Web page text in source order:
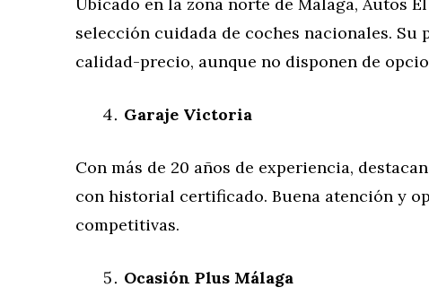
selección cuidada de coches nacionales.
calidad-precio, aunque no disponen de
Garaje Victoria
Con más de 20 años de experiencia,
con historial certificado. Buena atención y
competitivas.
Ocasión Plus Málaga